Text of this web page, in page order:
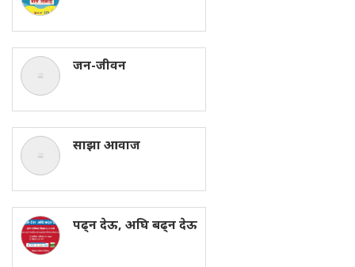
जन-जीवन
साझा आवाज
पढ्न देऊ, अघि बढ्न देऊ